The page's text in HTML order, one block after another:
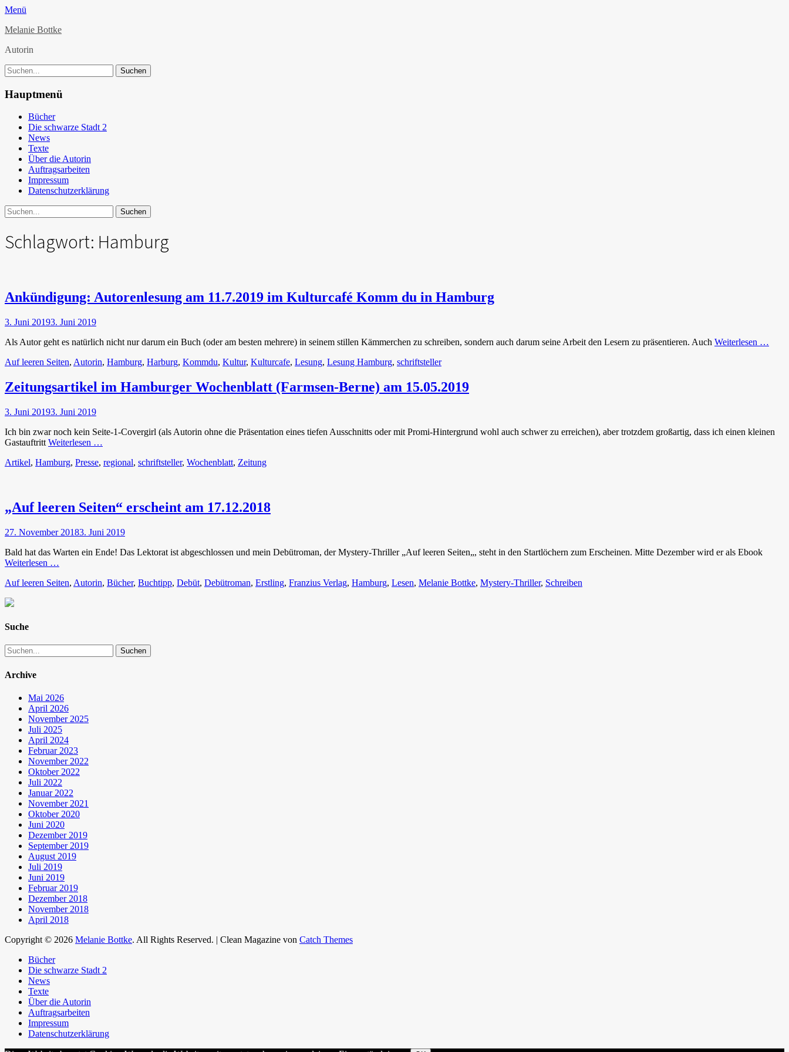
Facebook
E-
Instagram
Menü
Melanie Bottke
Autorin
Suche
nach:
Hauptmenü
Weiter
zum
Inhalt
Bücher
Die schwarze Stadt 2
News
Texte
Über die Autorin
Auftragsarbeiten
Impressum
Datenschutzerklärung
Suche
Suche
nach:
Schlagwort: Hamburg
Ankündigung: Autorenlesung am 11.7.2019 im Kulturcafé Komm du in Hamburg
Veröffentlicht
3. Juni 20193. Juni 2019
Als Autor geht es natürlich nicht nur darum ein Buch (oder am besten mehrere) in seinem stillen Kämmerchen zu schreiben, sondern auch darum seine Arbeit den Lesern zu präsentieren. Auch Weiterlesen …
Tags
Auf leeren Seiten, Autorin, Hamburg, Harburg, Kommdu, Kultur, Kulturcafe, Lesung, Lesung Hamburg, schriftsteller
Zeitungsartikel im Hamburger Wochenblatt (Farmsen-Berne) am 15.05.2019
Veröffentlicht
3. Juni 20193. Juni 2019
Ich bin zwar noch kein Seite-1-Covergirl (als Autorin ohne die Präsentation eines tiefen Ausschnitts oder mit Promi-Hintergrund wohl auch schwer zu erreichen), aber trotzdem großartig, dass ich einen kleinen
Gastauftritt Weiterlesen …
Tags
Artikel, Hamburg, Presse, regional, schriftsteller, Wochenblatt, Zeitung
„Auf leeren Seiten“ erscheint am 17.12.2018
Veröffentlicht
27. November 20183. Juni 2019
Bald hat das Warten ein Ende! Das Lektorat ist abgeschlossen und mein Debütroman, der Mystery-Thriller „Auf leeren Seiten„, steht in den Startlöchern zum Erscheinen. Mitte Dezember wird er als Ebook
Weiterlesen …
Tags
Auf leeren Seiten, Autorin, Bücher, Buchtipp, Debüt, Debütroman, Erstling, Franzius Verlag, Hamburg, Lesen, Melanie Bottke, Mystery-Thriller, Schreiben
Suche
Suche
nach:
Archive
Mai 2026
April 2026
November 2025
Juli 2025
April 2024
Februar 2023
November 2022
Oktober 2022
Juli 2022
Januar 2022
November 2021
Oktober 2020
Juni 2020
Dezember 2019
September 2019
August 2019
Juli 2019
Juni 2019
Februar 2019
Dezember 2018
November 2018
April 2018
Copyright © 2026 Melanie Bottke. All Rights Reserved. | Clean Magazine von Catch Themes
Bücher
Die schwarze Stadt 2
News
Texte
Über die Autorin
Auftragsarbeiten
Impressum
Datenschutzerklärung